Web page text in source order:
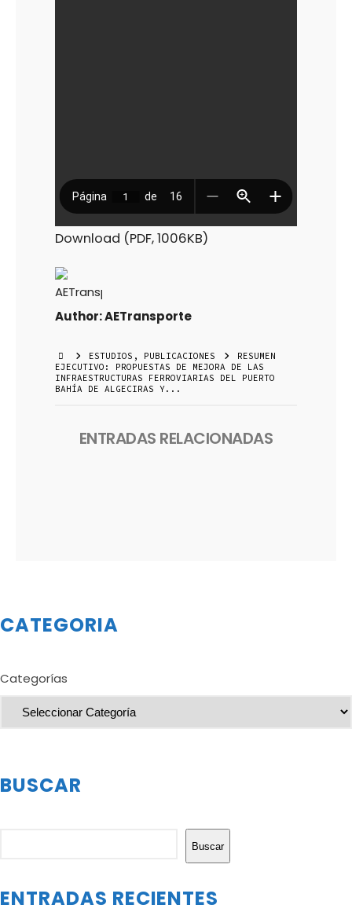
Download (PDF, 1006KB)
Author:AETransporte
ESTUDIOS , PUBLICACIONES
RESUMEN
EJECUTIVO: PROPUESTAS DE MEJORA DE LAS
INFRAESTRUCTURAS FERROVIARIAS DEL PUERTO
BAHÍA DE ALGECIRAS Y...
ENTRADAS RELACIONADAS
CATEGORIA
Categorías
BUSCAR
Buscar
ENTRADAS RECIENTES